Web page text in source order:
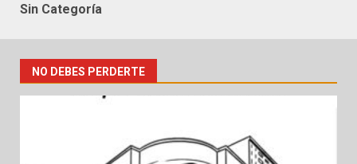
Sin Categoría
NO DEBES PERDERTE